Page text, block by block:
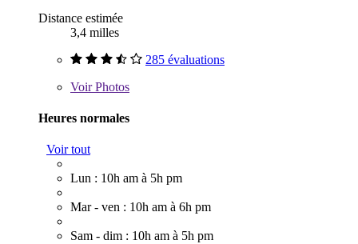
Distance estimée
3,4 milles
285 évaluations
VoirPhotos
Heures normales
Voir tout
Lun : 10h am à 5h pm
Mar - ven : 10h am à 6h pm
Sam - dim : 10h am à 5h pm